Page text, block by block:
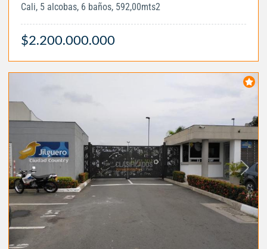
Cali, 5 alcobas, 6 baños, 592,00mts2
$2.200.000.000